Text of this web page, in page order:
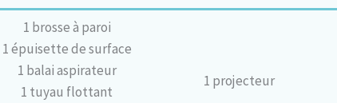
1 brosse à paroi
1 épuisette de surface
1 balai aspirateur
1 tuyau flottant
1 projecteur